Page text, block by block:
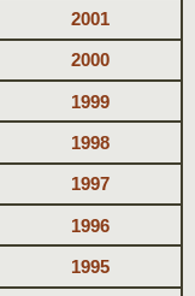
2001
2000
1999
1998
1997
1996
1995